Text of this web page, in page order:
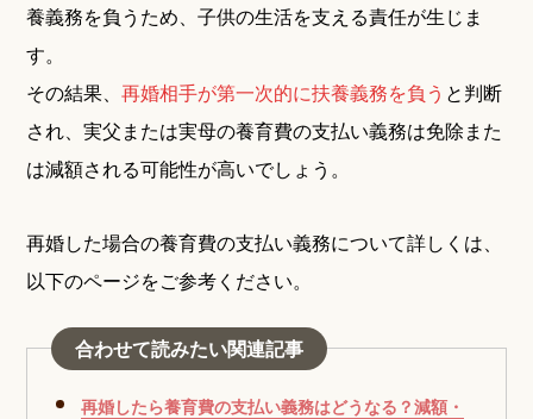
養義務を負うため、子供の生活を支える責任が生じま
す。
その結果、再婚相手が第一次的に扶養義務を負う と判断
され、実父または実母の養育費の支払い義務は免除また
は減額される可能性が高いでしょう。
再婚した場合の養育費の支払い義務について詳しくは、
以下のページをご参考ください。
合わせて読みたい関連記事
再婚したら養育費の支払い義務はどうなる？減額・